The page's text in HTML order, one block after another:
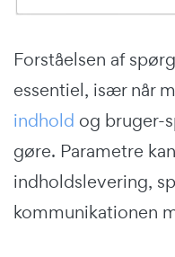
Forståelsen af
essentiel, især når
indhold og bruger-
gøre. Parametre
indholdslevering,
kommunikationen